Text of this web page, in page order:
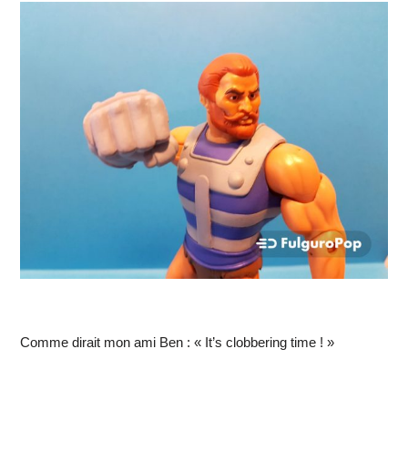
Comme dirait mon ami Ben : « It’s clobbering time ! »